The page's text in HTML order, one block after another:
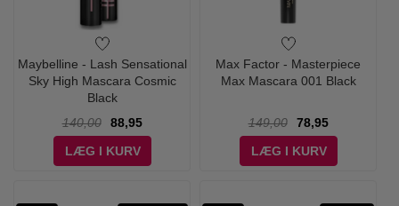
Maybelline - Lash Sensational
Sky High Mascara Cosmic
Black
140,00
88,95
LÆG I KURV
Max Factor - Masterpiece
Max Mascara 001 Black
149,00
78,95
LÆG I KURV